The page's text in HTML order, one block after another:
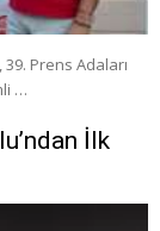
Prens Adaları
…
İlk